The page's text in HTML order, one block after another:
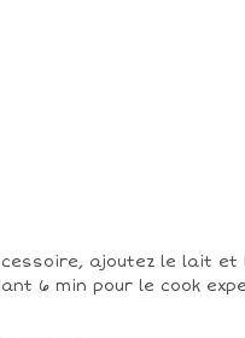
ajoutez le lait et
6 min pour le cook